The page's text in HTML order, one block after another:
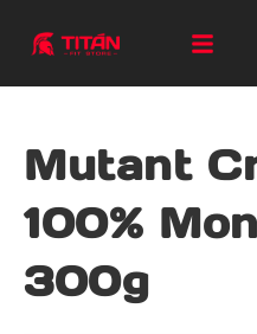
Mutant
100%
300g